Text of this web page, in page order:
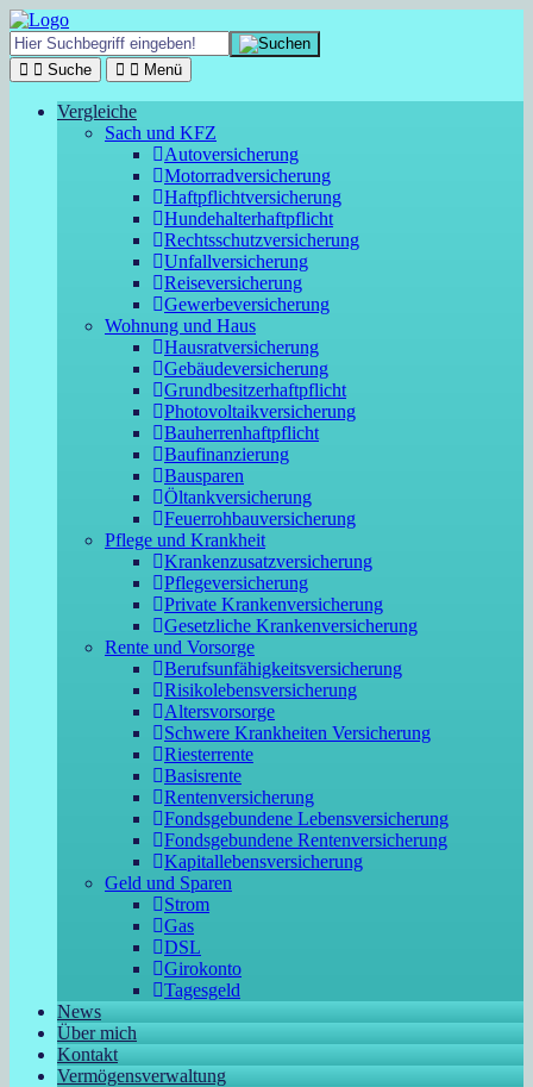
Suche Menü
Vergleiche
Sach und KFZ
Autoversicherung
Motorradversicherung
Haftpflichtversicherung
Hundehalterhaftpflicht
Rechtsschutzversicherung
Unfallversicherung
Reiseversicherung
Gewerbeversicherung
Wohnung und Haus
Hausratversicherung
Gebäudeversicherung
Grundbesitzerhaftpflicht
Photovoltaikversicherung
Bauherrenhaftpflicht
Baufinanzierung
Bausparen
Öltankversicherung
Feuerrohbauversicherung
Pflege und Krankheit
Krankenzusatzversicherung
Pflegeversicherung
Private Krankenversicherung
Gesetzliche Krankenversicherung
Rente und Vorsorge
Berufs­unfähigkeitsversicherung
Risikolebensversicherung
Altersvorsorge
Schwere Krankheiten Versicherung
Riesterrente
Basisrente
Rentenversicherung
Fondsgebundene Lebensversicherung
Fondsgebundene Rentenversicherung
Kapitallebensversicherung
Geld und Sparen
Strom
Gas
DSL
Girokonto
Tagesgeld
News
Über mich
Kontakt
Vermögensverwaltung